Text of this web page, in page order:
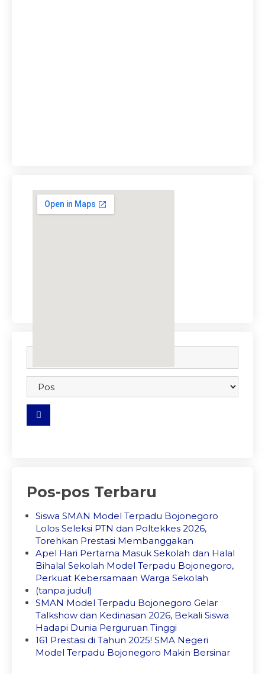
embedgooglemap.net
Pos-pos Terbaru
Siswa SMAN Model Terpadu Bojonegoro
Lolos Seleksi PTN dan Poltekkes 2026,
Torehkan Prestasi Membanggakan
Apel Hari Pertama Masuk Sekolah dan Halal
Bihalal Sekolah Model Terpadu Bojonegoro,
Perkuat Kebersamaan Warga Sekolah
(tanpa judul)
SMAN Model Terpadu Bojonegoro Gelar
Talkshow dan Kedinasan 2026, Bekali Siswa
Hadapi Dunia Perguruan Tinggi
161 Prestasi di Tahun 2025! SMA Negeri
Model Terpadu Bojonegoro Makin Bersinar